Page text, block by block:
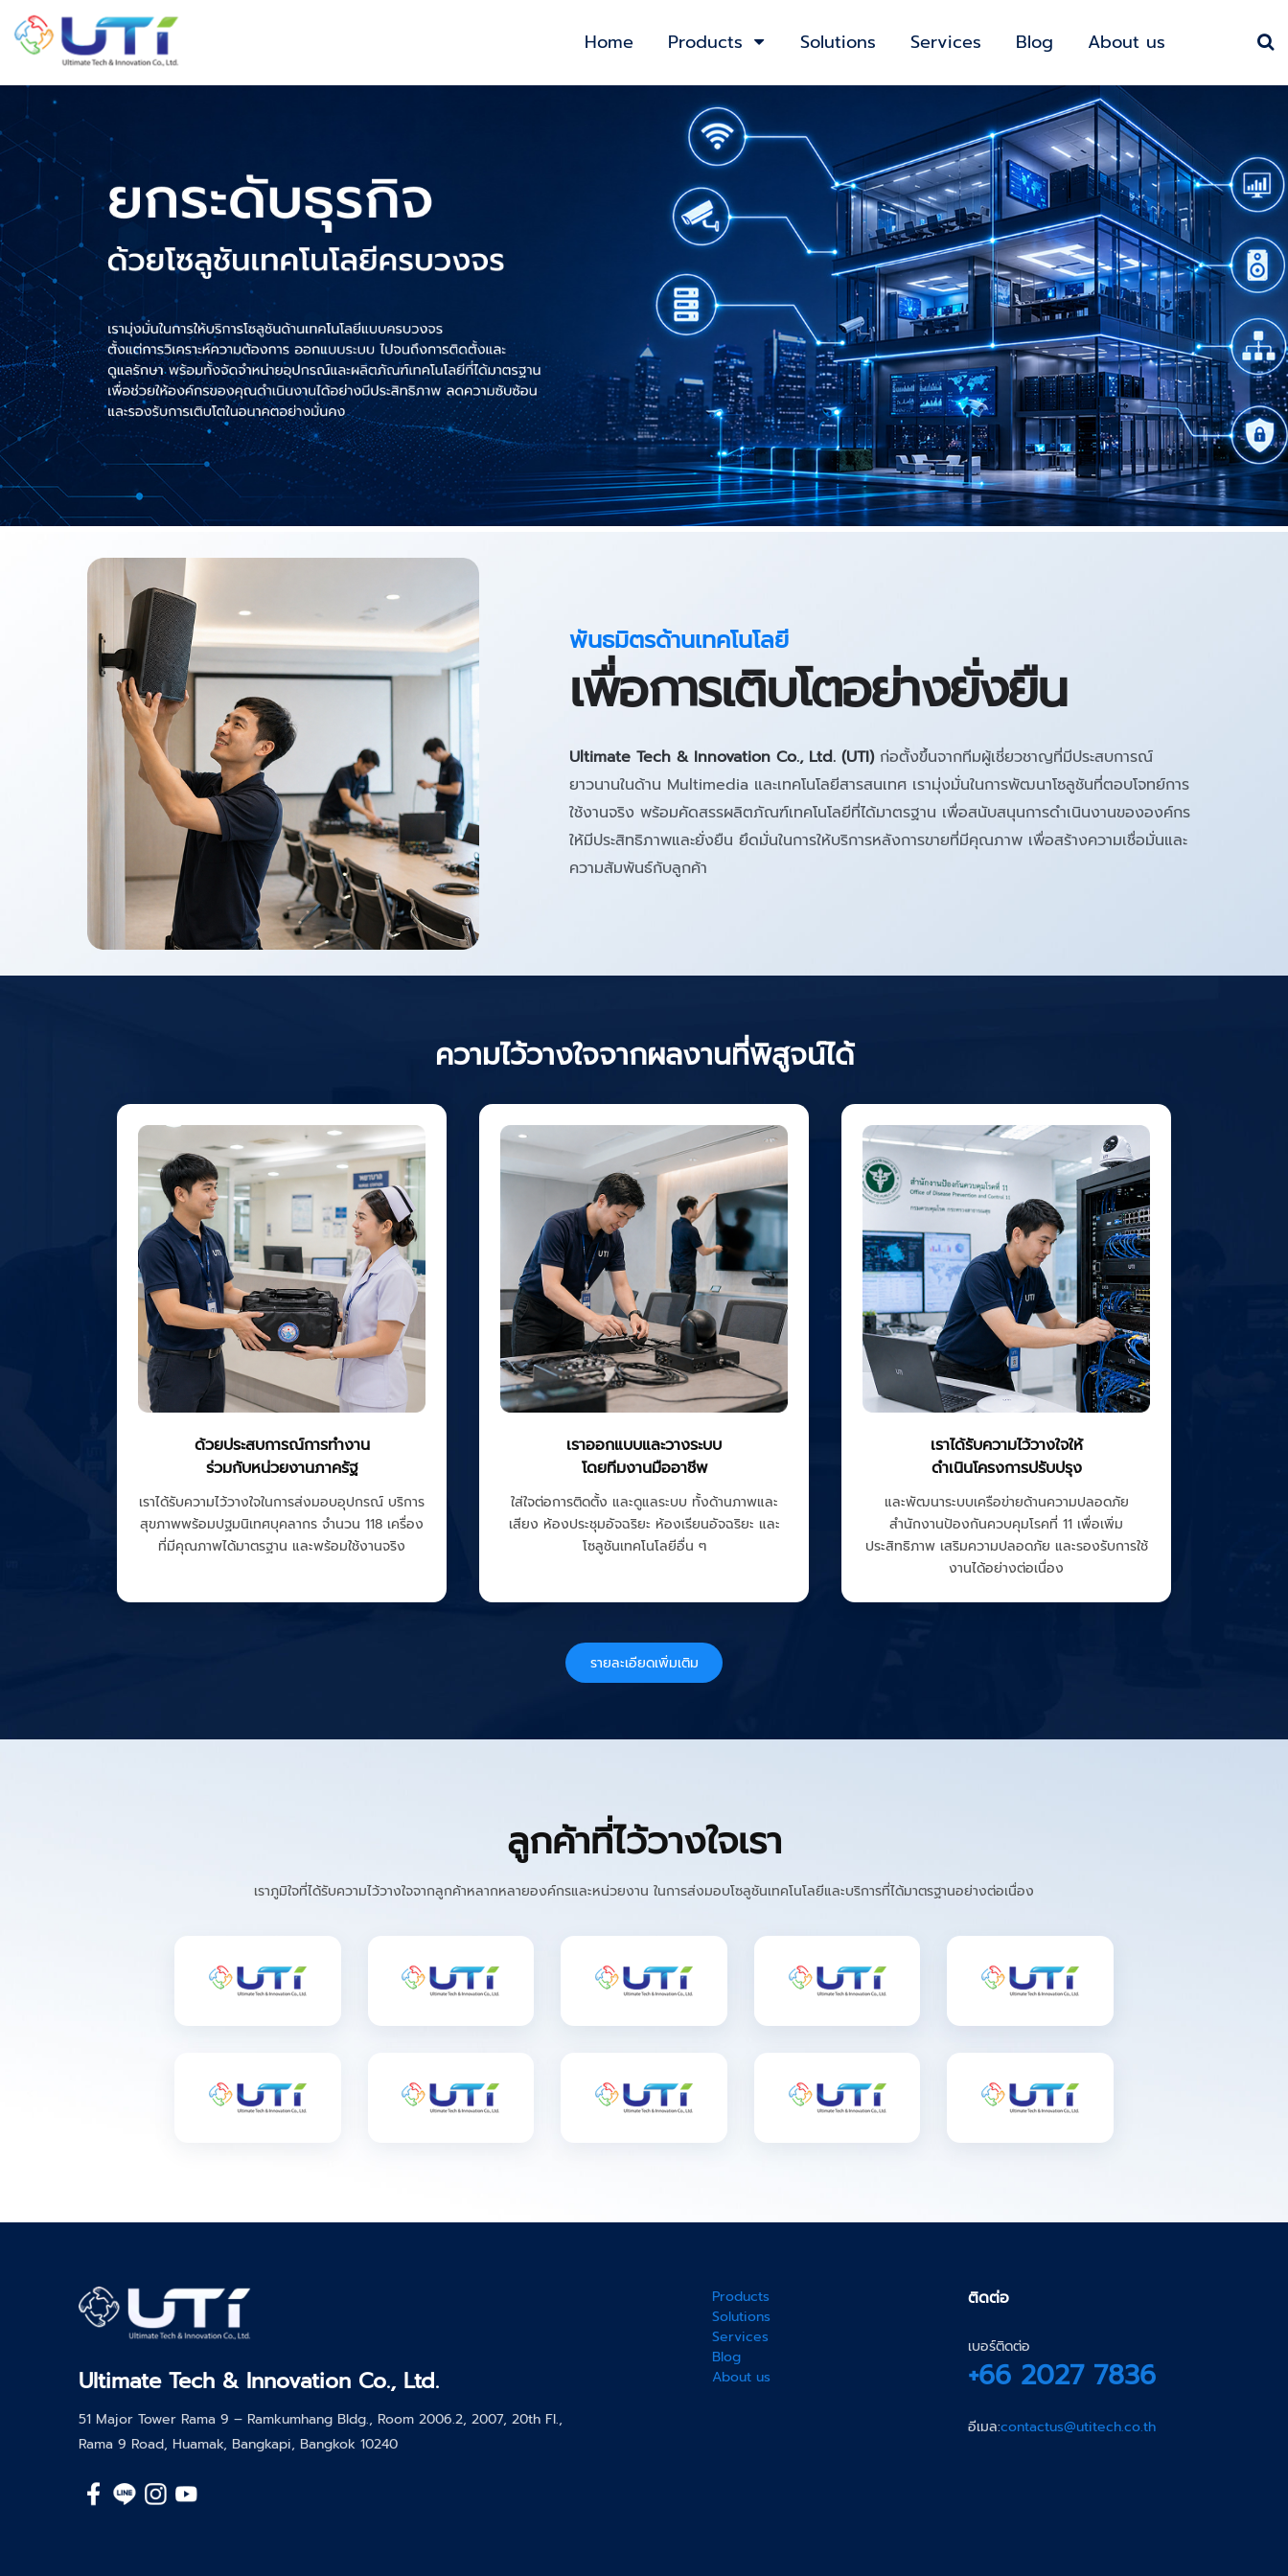
Home Products Solutions Services Blog About us
พันธมิตรด้านเทคโนโลยี
เพื่อการเติบโตอย่างยั่งยืน
Ultimate Tech & Innovation Co., Ltd. (UTI) ก่อตั้งขึ้นจากทีมผู้เชี่ยวชาญที่มีประสบการณ์
ยาวนานในด้าน Multimedia และเทคโนโลยีสารสนเทศ เรามุ่งมั่นในการพัฒนาโซลูชันที่ตอบโจทย์การ
ใช้งานจริง พร้อมคัดสรรผลิตภัณฑ์เทคโนโลยีที่ได้มาตรฐาน เพื่อสนับสนุนการดำเนินงานขององค์กร
ให้มีประสิทธิภาพและยั่งยืน ยึดมั่นในการให้บริการหลังการขายที่มีคุณภาพ เพื่อสร้างความเชื่อมั่นและ
ความสัมพันธ์กับลูกค้า
ความไว้วางใจจากผลงานที่พิสูจน์ได้
ด้วยประสบการณ์การทำงาน
ร่วมกับหน่วยงานภาครัฐ
เราได้รับความไว้วางใจในการส่งมอบอุปกรณ์ บริการ
สุขภาพพร้อมปฐมนิเทศบุคลากร จำนวน 118 เครื่อง
ที่มีคุณภาพได้มาตรฐาน และพร้อมใช้งานจริง
เราออกแบบและวางระบบ
โดยทีมงานมืออาชีพ
ใส่ใจต่อการติดตั้ง และดูแลระบบ ทั้งด้านภาพและ
เสียง ห้องประชุมอัจฉริยะ ห้องเรียนอัจฉริยะ และ
โซลูชันเทคโนโลยีอื่น ๆ
เราได้รับความไว้วางใจให้
ดำเนินโครงการปรับปรุง
และพัฒนาระบบเครือข่ายด้านความปลอดภัย
สำนักงานป้องกันควบคุมโรคที่ 11 เพื่อเพิ่ม
ประสิทธิภาพ เสริมความปลอดภัย และรองรับการใช้
งานได้อย่างต่อเนื่อง
รายละเอียดเพิ่มเติม
ลูกค้าที่ไว้วางใจเรา
เราภูมิใจที่ได้รับความไว้วางใจจากลูกค้าหลากหลายองค์กรและหน่วยงาน ในการส่งมอบโซลูชันเทคโนโลยีและบริการที่ได้มาตรฐานอย่างต่อเนื่อง
Ultimate Tech & Innovation Co., Ltd.
51 Major Tower Rama 9 – Ramkumhang Bldg., Room 2006.2, 2007, 20th Fl.,
Rama 9 Road, Huamak, Bangkapi, Bangkok 10240
Products
Solutions
Services
Blog
About us
ติดต่อ
เบอร์ติดต่อ
+66 2027 7836
อีเมล:contactus@utitech.co.th